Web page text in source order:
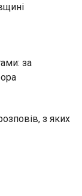
за
з яких